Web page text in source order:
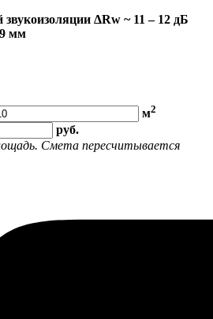
ΔRw ~ 11 – 12 дБ
мм
м2
руб.
Смета пересчитывается